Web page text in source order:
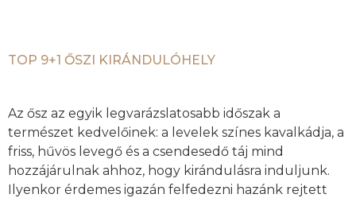
TOP 9+1 ŐSZI KIRÁNDULÓHELY
Az ősz az egyik legvarázslatosabb időszak a
természet kedvelőinek: a levelek színes kavalkádja, a
friss, hűvös levegő és a csendesedő táj mind
hozzájárulnak ahhoz, hogy kirándulásra induljunk.
Ilyenkor érdemes igazán felfedezni hazánk rejtett